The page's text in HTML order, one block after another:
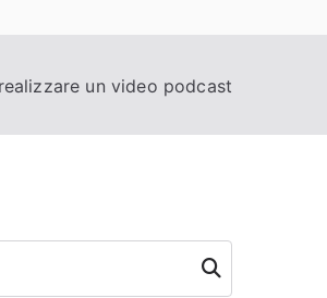
un video podcast
Cerca